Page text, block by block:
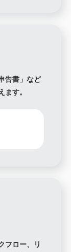
告書」など
す。
フロー、リ